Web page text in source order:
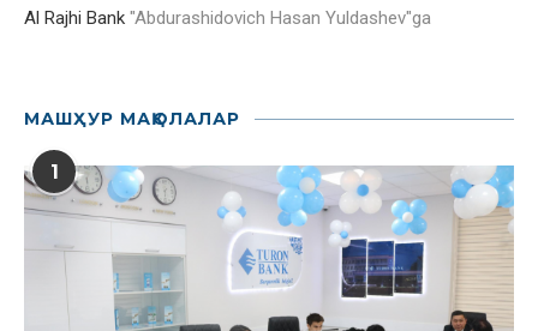
Al Rajhi Bank "Abdurashidovich Hasan Yuldashev"ga
МАШҲУР МАҚОЛАЛАР
1